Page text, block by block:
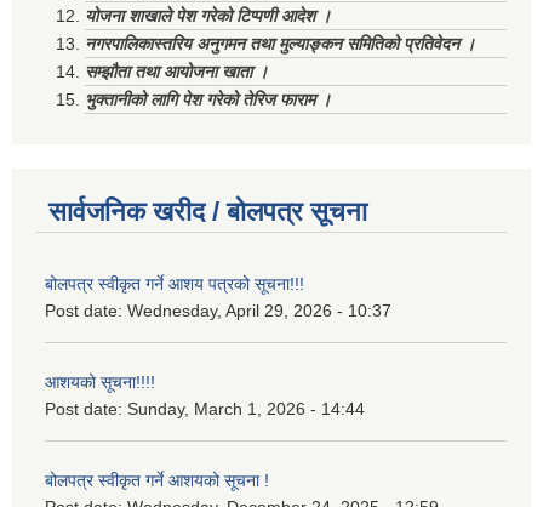
योजना शाखाले पेश गरेको टिप्पणी आदेश ।
नगरपालिकास्तरिय अनुगमन तथा मुल्याङ्कन समितिको प्रतिवेदन ।
सम्झौता तथा आयोजना खाता ।
भुक्तानीको लागि पेश गरेको तेरिज फाराम ।
सार्वजनिक खरीद / बोलपत्र सूचना
बोलपत्र स्वीकृत गर्ने आशय पत्रको सूचना!!!
Post date: Wednesday, April 29, 2026 - 10:37
आशयको सूचना!!!!
Post date: Sunday, March 1, 2026 - 14:44
बोलपत्र स्वीकृत गर्ने आशयको सूचना !